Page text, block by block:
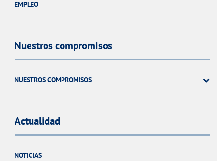
EMPLEO
Nuestros compromisos
NUESTROS COMPROMISOS
Actualidad
NOTICIAS